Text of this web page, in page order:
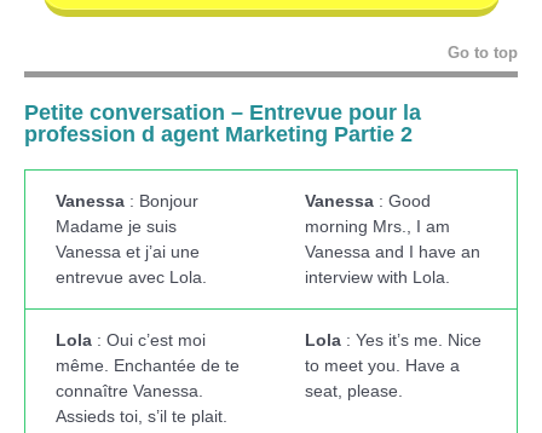
Go to top
Petite conversation – Entrevue pour la
profession d agent Marketing Partie 2
Vanessa : Bonjour
Madame je suis
Vanessa et j’ai une
entrevue avec Lola.
Vanessa : Good
morning Mrs., I am
Vanessa and I have an
interview with Lola.
Lola : Oui c’est moi
même. Enchantée de te
connaître Vanessa.
Assieds toi, s’il te plait.
Lola : Yes it’s me. Nice
to meet you. Have a
seat, please.